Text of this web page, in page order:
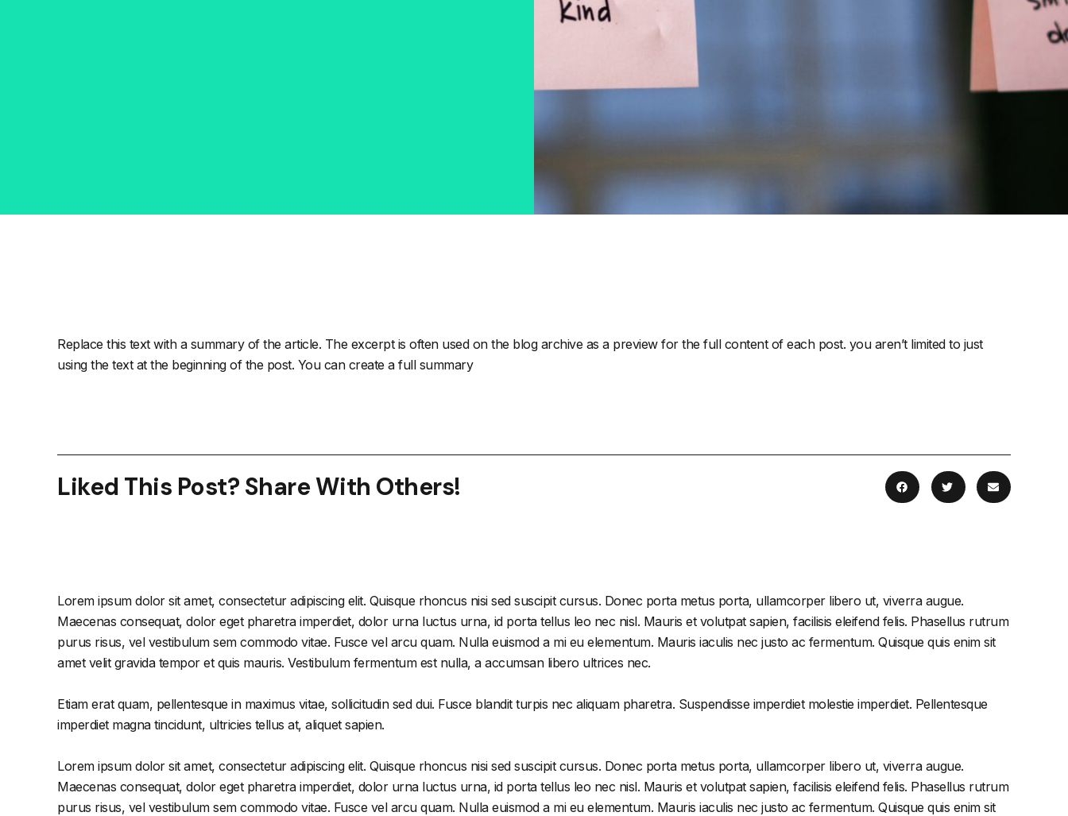
Replace this text with a summary of the article. The excerpt is often used on the blog archive as a preview for the full content of each post. you aren’t limited to just
using the text at the beginning of the post. You can create a full summary
Liked This Post? Share With Others!
Lorem ipsum dolor sit amet, consectetur adipiscing elit. Quisque rhoncus nisi sed suscipit cursus. Donec porta metus porta, ullamcorper libero ut, viverra augue.
Maecenas consequat, dolor eget pharetra imperdiet, dolor urna luctus urna, id porta tellus leo nec nisl. Mauris et volutpat sapien, facilisis eleifend felis. Phasellus rutrum
purus risus, vel vestibulum sem commodo vitae. Fusce vel arcu quam. Nulla euismod a mi eu elementum. Mauris iaculis nec justo ac fermentum. Quisque quis enim sit
amet velit gravida tempor et quis mauris. Vestibulum fermentum est nulla, a accumsan libero ultrices nec.
Etiam erat quam, pellentesque in maximus vitae, sollicitudin sed dui. Fusce blandit turpis nec aliquam pharetra. Suspendisse imperdiet molestie imperdiet. Pellentesque
imperdiet magna tincidunt, ultricies tellus at, aliquet sapien.
Lorem ipsum dolor sit amet, consectetur adipiscing elit. Quisque rhoncus nisi sed suscipit cursus. Donec porta metus porta, ullamcorper libero ut, viverra augue.
Maecenas consequat, dolor eget pharetra imperdiet, dolor urna luctus urna, id porta tellus leo nec nisl. Mauris et volutpat sapien, facilisis eleifend felis. Phasellus rutrum
purus risus, vel vestibulum sem commodo vitae. Fusce vel arcu quam. Nulla euismod a mi eu elementum. Mauris iaculis nec justo ac fermentum. Quisque quis enim sit